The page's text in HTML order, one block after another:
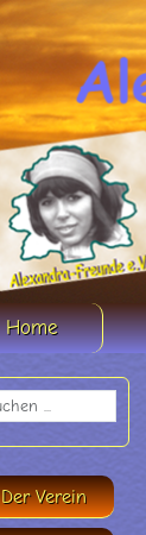
Home
Der Verein